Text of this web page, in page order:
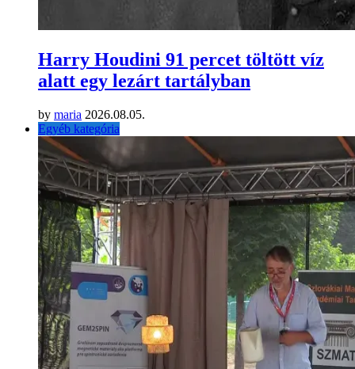
Harry Houdini 91 percet töltött víz
alatt egy lezárt tartályban
by maria 2026.08.05.
Egyéb kategória